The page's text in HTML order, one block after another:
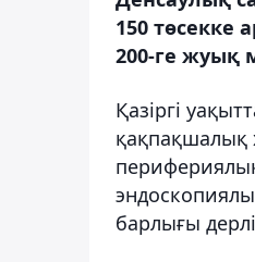
150 төсекке
200-ге жуық
Қазіргі
қақпақшалық
барлығы